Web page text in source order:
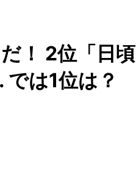
！ 2位「日頃
は1位は？